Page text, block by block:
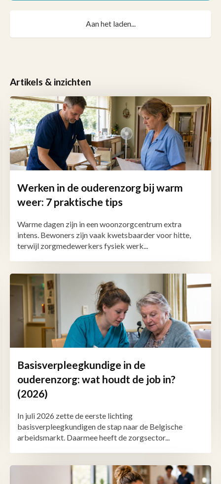
Aan het laden...
Artikels & inzichten
Werken in de ouderenzorg bij warm
weer: 7 praktische tips
Warme dagen zijn in een woonzorgcentrum extra
intens. Bewoners zijn vaak kwetsbaarder voor hitte,
terwijl zorgmedewerkers fysiek werk...
Basisverpleegkundige in de
ouderenzorg: wat houdt de job in?
(2026)
In juli 2026 zette de eerste lichting
basisverpleegkundigen de stap naar de Belgische
arbeidsmarkt. Daarmee heeft de zorgsector...